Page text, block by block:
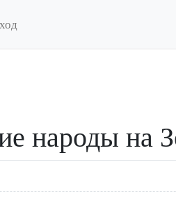
народы на